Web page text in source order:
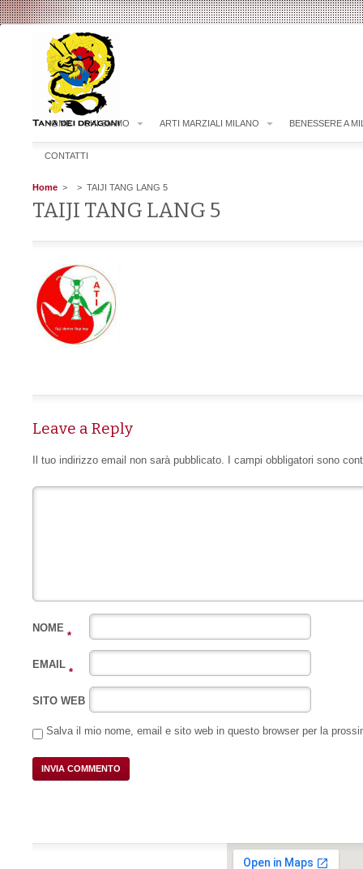
HOME CHI SIAMO ARTI MARZIALI MILANO BENESSERE A
CONTATTI
Home > > TAIJI TANG LANG 5
TAIJI TANG LANG 5
Leave a Reply
Il tuo indirizzo email non sarà pubblicato. I campi obbligatori sono
NOME
*
EMAIL
*
SITO WEB
Salva il mio nome, email e sito web in questo browser per la